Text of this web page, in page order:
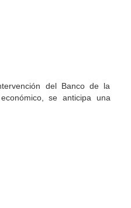
del Banco de la
se anticipa una